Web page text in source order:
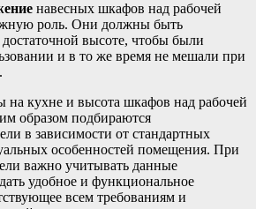
навесных шкафов над рабочей
роль. Они должны быть
высоте, чтобы были
и в то же время не мешали при
на кухне и высота шкафов над рабочей
образом подбираются
в зависимости от стандартных
особенностей помещения. При
важно учитывать данные
удобное и функциональное
всем требованиям и